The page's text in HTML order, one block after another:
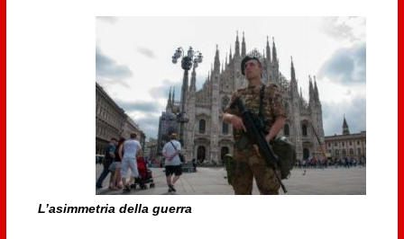
L’asimmetria della guerra